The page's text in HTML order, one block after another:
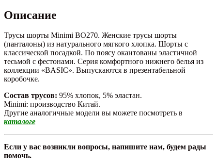
Описание
Трусы шорты Minimi BO270. Женские трусы шорты
(панталоны) из натурального мягкого хлопка. Шорты с
классической посадкой. По поясу окантованы эластичной
тесьмой с фестонами. Серия комфортного нижнего белья из
коллекции «BASIC». Выпускаются в презентабельной
коробочке.
Состав трусов: 95% хлопок, 5% эластан.
Minimi: производство Китай.
Другие аналогичные модели вы можете посмотреть в
каталоге
Если у вас возникли вопросы, напишите нам, будем рады
помочь.